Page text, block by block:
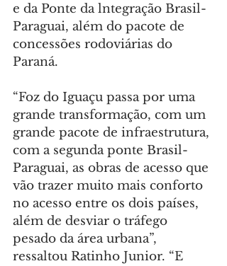
e da Ponte da lntegração Brasil-
Paraguai, além do pacote de
concessões rodoviárias do
Paraná.
“Foz do Iguaçu passa por uma
grande transformação, com um
grande pacote de infraestrutura,
com a segunda ponte Brasil-
Paraguai, as obras de acesso que
vão trazer muito mais conforto
no acesso entre os dois países,
além de desviar o tráfego
pesado da área urbana”,
ressaltou Ratinho Junior. “E